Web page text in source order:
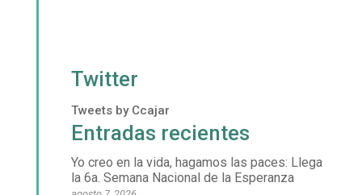
Twitter
Tweets by Ccajar
Entradas recientes
Yo creo en la vida, hagamos las paces: Llega
la 6a. Semana Nacional de la Esperanza